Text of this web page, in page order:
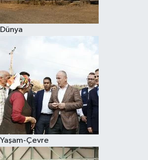
Dünya
Yaşam-Çevre
Kadın
Kültür Sanat
Sağlık
Siyaset
Teknoloji